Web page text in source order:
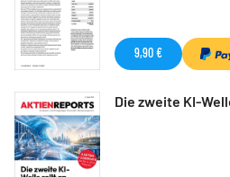
9,90 €
Die zweite KI-